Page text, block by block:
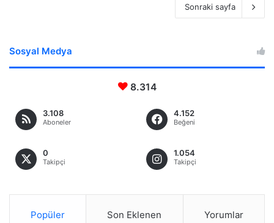
Sonraki sayfa
Sosyal Medya
8.314
3.108
Aboneler
4.152
Beğeni
0
Takipçi
1.054
Takipçi
Popüler Son Eklenen Yorumlar